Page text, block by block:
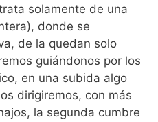
solamente de una
donde se
de la quedan solo
guiándonos por los
en una subida algo
dirigiremos, con más
la segunda cumbre